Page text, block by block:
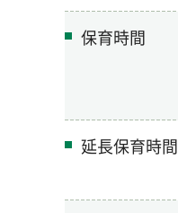
保育時間
延長保育時間